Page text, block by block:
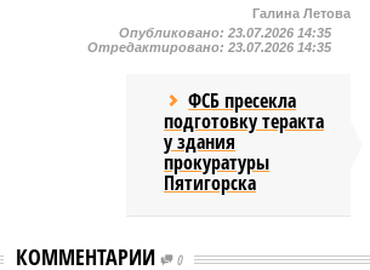
Галина Летова
Опубликовано: 23.07.2026 14:35
Отредактировано: 23.07.2026 14:35
ФСБ пресекла
подготовку теракта
у здания
прокуратуры
Пятигорска
КОММЕНТАРИИ 0